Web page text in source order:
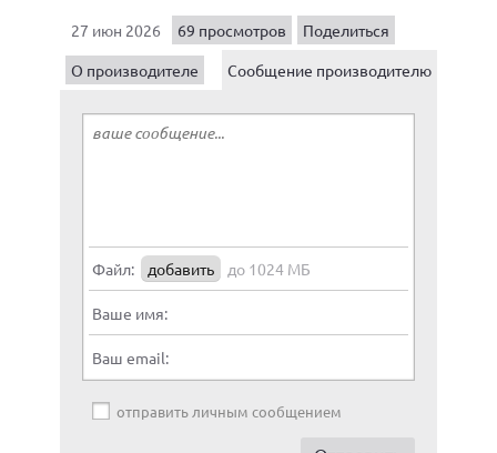
27 июн 2026 69 просмотров
Поделиться
О производителе
Сообщение производителю
Файл: добавить до 1024 МБ
Ваше имя:
Ваш email:
отправить личным сообщением